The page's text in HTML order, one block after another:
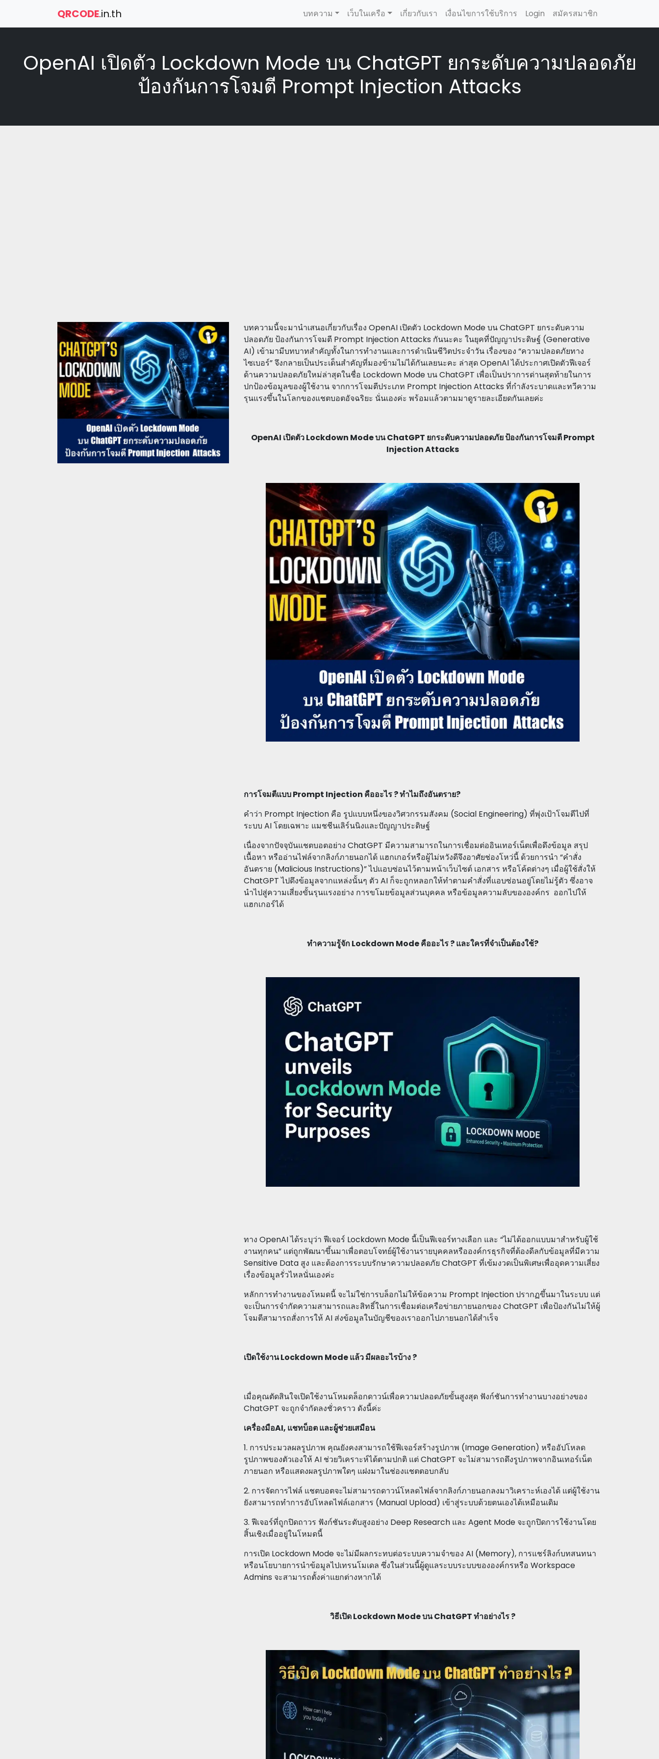
QRCODE.in.th บทความ เว็บในเครือ เกี่ยวกับเรา เงื่อนไขการใช้บริการ Login สมัครสมาชิก
OpenAI เปิดตัว Lockdown Mode บน ChatGPT ยกระดับความปลอดภัย
ป้องกันการโจมตี Prompt Injection Attacks
บทความนี้จะมานำเสนอเกี่ยวกับเรื่อง OpenAI เปิดตัว Lockdown Mode บน ChatGPT ยกระดับความ
ปลอดภัย ป้องกันการโจมตี Prompt Injection Attacks กันนะคะ ในยุคที่ปัญญาประดิษฐ์ (Generative
AI) เข้ามามีบทบาทสำคัญทั้งในการทำงานและการดำเนินชีวิตประจำวัน เรื่องของ “ความปลอดภัยทาง
ไซเบอร์” จึงกลายเป็นประเด็นสำคัญที่มองข้ามไม่ได้กันเลยนะคะ ล่าสุด OpenAI ได้ประกาศเปิดตัวฟีเจอร์
ด้านความปลอดภัยใหม่ล่าสุดในชื่อ Lockdown Mode บน ChatGPT เพื่อเป็นปราการด่านสุดท้ายในการ
ปกป้องข้อมูลของผู้ใช้งาน จากการโจมตีประเภท Prompt Injection Attacks ที่กำลังระบาดและทวีความ
รุนแรงขึ้นในโลกของแชตบอตอัจฉริยะ นั่นเองค่ะ พร้อมแล้วตามมาดูรายละเอียดกันเลยค่ะ
OpenAI เปิดตัว Lockdown Mode บน ChatGPT ยกระดับความปลอดภัย ป้องกันการโจมตี Prompt
Injection Attacks
การโจมตีแบบ Prompt Injection คืออะไร ? ทำไมถึงอันตราย?
คำว่า Prompt Injection คือ รูปแบบหนึ่งของวิศวกรรมสังคม (Social Engineering) ที่พุ่งเป้าโจมตีไปที่
ระบบ AI โดยเฉพาะ แมชชีนเลิร์นนิงและปัญญาประดิษฐ์
เนื่องจากปัจจุบันแชตบอตอย่าง ChatGPT มีความสามารถในการเชื่อมต่ออินเทอร์เน็ตเพื่อดึงข้อมูล สรุป
เนื้อหา หรืออ่านไฟล์จากลิงก์ภายนอกได้ แฮกเกอร์หรือผู้ไม่หวังดีจึงอาศัยช่องโหว่นี้ ด้วยการนำ “คำสั่ง
อันตราย (Malicious Instructions)” ไปแอบซ่อนไว้ตามหน้าเว็บไซต์ เอกสาร หรือโค้ดต่างๆ เมื่อผู้ใช้สั่งให้
ChatGPT ไปดึงข้อมูลจากแหล่งนั้นๆ ตัว AI ก็จะถูกหลอกให้ทำตามคำสั่งที่แอบซ่อนอยู่โดยไม่รู้ตัว ซึ่งอาจ
นำไปสู่ความเสี่ยงขั้นรุนแรงอย่าง การขโมยข้อมูลส่วนบุคคล หรือข้อมูลความลับขององค์กร ออกไปให้
แฮกเกอร์ได้
ทำความรู้จัก Lockdown Mode คืออะไร ? และใครที่จำเป็นต้องใช้?
ทาง OpenAI ได้ระบุว่า ฟีเจอร์ Lockdown Mode นี้เป็นฟีเจอร์ทางเลือก และ “ไม่ได้ออกแบบมาสำหรับผู้ใช้
งานทุกคน” แต่ถูกพัฒนาขึ้นมาเพื่อตอบโจทย์ผู้ใช้งานรายบุคคลหรือองค์กรธุรกิจที่ต้องดีลกับข้อมูลที่มีความ
Sensitive Data สูง และต้องการระบบรักษาความปลอดภัย ChatGPT ที่เข้มงวดเป็นพิเศษเพื่ออุดความเสี่ยง
เรื่องข้อมูลรั่วไหลนั่นเองค่ะ
หลักการทำงานของโหมดนี้ จะไม่ใช่การบล็อกไม่ให้ข้อความ Prompt Injection ปรากฏขึ้นมาในระบบ แต่
จะเป็นการจำกัดความสามารถและสิทธิ์ในการเชื่อมต่อเครือข่ายภายนอกของ ChatGPT เพื่อป้องกันไม่ให้ผู้
โจมตีสามารถสั่งการให้ AI ส่งข้อมูลในบัญชีของเราออกไปภายนอกได้สำเร็จ
เปิดใช้งาน Lockdown Mode แล้ว มีผลอะไรบ้าง ?
เมื่อคุณตัดสินใจเปิดใช้งานโหมดล็อกดาวน์เพื่อความปลอดภัยขั้นสูงสุด ฟังก์ชันการทำงานบางอย่างของ
ChatGPT จะถูกจำกัดลงชั่วคราว ดังนี้ค่ะ
เครื่องมือAI, แชทบ็อต และผู้ช่วยเสมือน
1. การประมวลผลรูปภาพ คุณยังคงสามารถใช้ฟีเจอร์สร้างรูปภาพ (Image Generation) หรืออัปโหลด
รูปภาพของตัวเองให้ AI ช่วยวิเคราะห์ได้ตามปกติ แต่ ChatGPT จะไม่สามารถดึงรูปภาพจากอินเทอร์เน็ต
ภายนอก หรือแสดงผลรูปภาพใดๆ แฝงมาในช่องแชตตอบกลับ
2. การจัดการไฟล์ แชตบอตจะไม่สามารถดาวน์โหลดไฟล์จากลิงก์ภายนอกลงมาวิเคราะห์เองได้ แต่ผู้ใช้งาน
ยังสามารถทำการอัปโหลดไฟล์เอกสาร (Manual Upload) เข้าสู่ระบบด้วยตนเองได้เหมือนเดิม
3. ฟีเจอร์ที่ถูกปิดถาวร ฟังก์ชันระดับสูงอย่าง Deep Research และ Agent Mode จะถูกปิดการใช้งานโดย
สิ้นเชิงเมื่ออยู่ในโหมดนี้
การเปิด Lockdown Mode จะไม่มีผลกระทบต่อระบบความจำของ AI (Memory), การแชร์ลิงก์บทสนทนา
หรือนโยบายการนำข้อมูลไปเทรนโมเดล ซึ่งในส่วนนี้ผู้ดูแลระบบระบบขององค์กรหรือ Workspace
Admins จะสามารถตั้งค่าแยกต่างหากได้
วิธีเปิด Lockdown Mode บน ChatGPT ทำอย่างไร ?